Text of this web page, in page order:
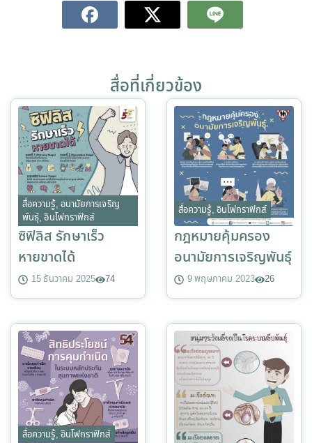
สื่อที่เกี่ยวข้อง
สื่อความรู้, อนามัยการเจริญ
พันธุ์,อินโฟกราฟิกส์
ซิฟิลิส รักษาเร็ว
หายขาดได้
15 ธันวาคม 2025 74
สื่อความรู้, อินโฟกราฟิกส์
กฎหมายคุ้มครอง
อนามัยการเจริญพันธ์ุ
9 พฤษภาคม 2023 26
สื่อความรู้, อินโฟกราฟิกส์